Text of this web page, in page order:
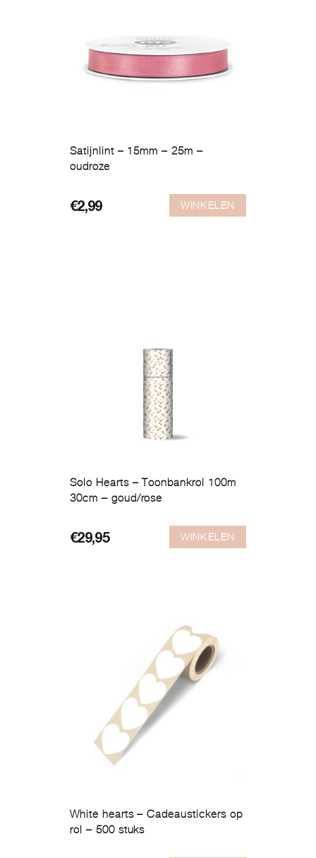
Satijnlint – 15mm – 25m –
oudroze
€2,99 WINKELEN
Solo Hearts – Toonbankrol 100m
30cm – goud/rose
€29,95 WINKELEN
White hearts – Cadeaustickers op
rol – 500 stuks